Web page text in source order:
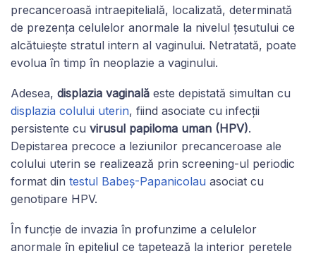
precanceroasă intraepitelială, localizată, determinată
de prezența celulelor anormale la nivelul țesutului ce
alcătuiește stratul intern al vaginului. Netratată, poate
evolua în timp în neoplazie a vaginului.
Adesea, displazia vaginală este depistată simultan cu
displazia colului uterin, fiind asociate cu infecții
persistente cu virusul papiloma uman (HPV).
Depistarea precoce a leziunilor precanceroase ale
colului uterin se realizează prin screening-ul periodic
format din testul Babeș-Papanicolau asociat cu
genotipare HPV.
În funcție de invazia în profunzime a celulelor
anormale în epiteliul ce tapetează la interior peretele